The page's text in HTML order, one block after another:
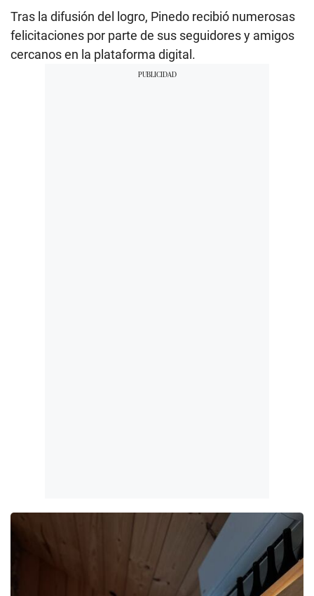
Tras la difusión del logro, Pinedo recibió numerosas
felicitaciones por parte de sus seguidores y amigos
cercanos en la plataforma digital.